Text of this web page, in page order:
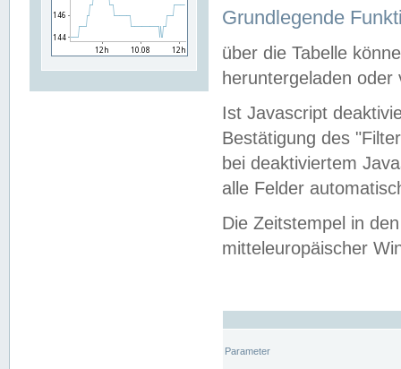
Grundlegende
über die Tabelle
heruntergeladen oder
Ist Javascript
Bestätigung des
bei deaktiviertem
alle Felder
Die Zeitstempel in
mitteleuropäischer
Parameter